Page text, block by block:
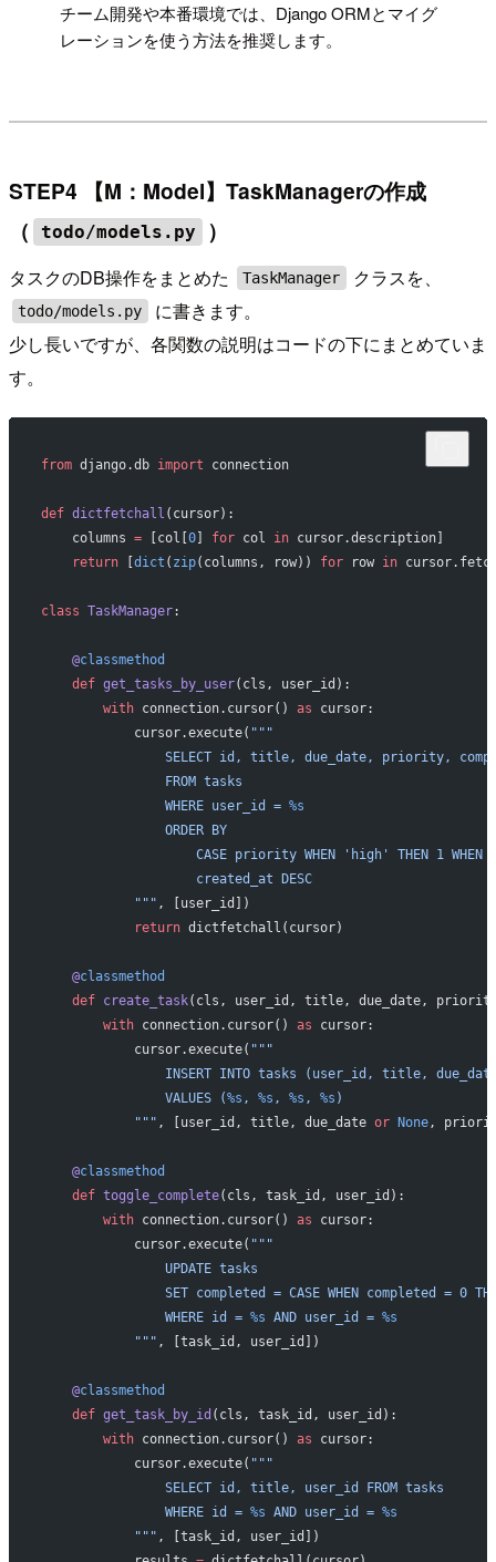
チーム開発や本番環境では、Django ORMとマイグ
レーションを使う方法を推奨します。
STEP4 【M：Model】TaskManagerの作成
（
todo/models.py ）
タスクのDB操作をまとめた TaskManager クラスを、
todo/models.py
に書きます。
少し長いですが、各関数の説明はコードの下にまとめていま
す。
from django.db import connection
def dictfetchall (cursor):
    columns
= [col[0] for col in cursor.description]
    return
[dict ( zip(columns, row)) for row in
class TaskManager:
    @
classmethod
    def
get_tasks_by_user(cls, user_id):
        with
connection.cursor() as cursor:
            cursor.execute(
"""
SELECT id, title, due_date, priority,
                FROM tasks
                WHERE user_id =
%s
                ORDER BY
CASE priority WHEN 'high' THEN 1 WHEN
                    created_at DESC
            """
, [user_id])
            return
dictfetchall(cursor)
    @
classmethod
    def
create_task(cls, user_id, title, due_date,
        with
connection.cursor() as cursor:
            cursor.execute(
"""
INSERT INTO tasks (user_id, title,
                VALUES (
%s , %s , %s , %s )
            """
, [user_id, title, due_date or None,
    @
classmethod
    def
toggle_complete(cls, task_id, user_id):
        with
connection.cursor() as cursor:
            cursor.execute(
"""
                UPDATE tasks
SET completed = CASE WHEN completed = 0
                WHERE id =
%s AND user_id = %s
            """
, [task_id, user_id])
    @
classmethod
    def
get_task_by_id (cls, task_id, user_id):
        with
connection.cursor() as cursor:
            cursor.execute(
"""
                SELECT id, title, user_id FROM tasks
                WHERE id =
%s AND user_id = %s
            """
, [task_id, user_id])